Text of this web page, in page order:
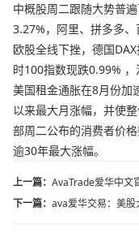
中概股周二跟随大势普
3.27%，阿里、拼多多、
欧股全线下挫，德国
时100指数现跌0.99% ，
美国租金通胀在8月份加
以来最大月涨幅，并使
部周二公布的消费者价
逾30年最大涨幅。
上一篇： AvaTrade爱华中文
下一篇： ava爱华交易：美